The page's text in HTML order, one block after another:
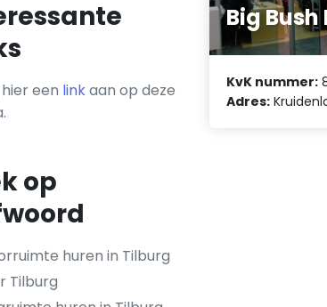
een linkaan op deze
op
huren in Tilburg
Tilburg
Big Bush
KvK nummer:
Adres: